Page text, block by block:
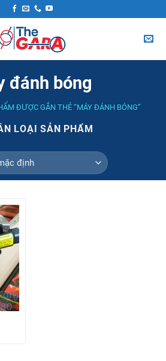
đánh bóng
ĐƯỢC GẮN THẺ “MÁY ĐÁNH BÓNG”
LOẠI SẢN PHẨM